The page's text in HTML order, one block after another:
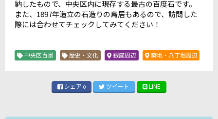
納したもので、中央区内に現存する最古の百度石です。
また、1897年造立の石造りの鳥居もあるので、訪問した
際には合わせてチェックしてみてください！
中央区百景 歴史・文化 銀座周辺 築地・八丁堀周辺
シェア 0 ツイート LINE